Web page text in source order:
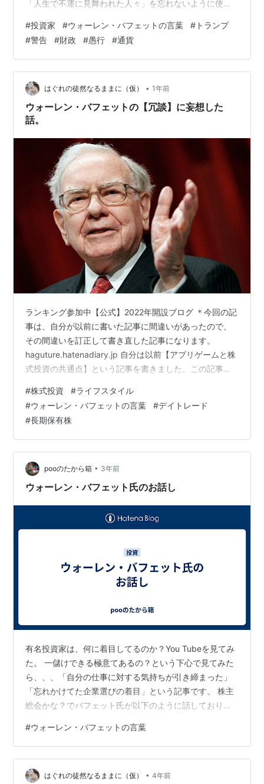
「人生で不運に見舞われた人々」を忘れないように使っ
イは、昨年約4兆円の税金を支払っています 「アメリカ
政府よ、賢くお金を使ってください。賢く使ってくださ
い。自分のせいではないのに人生で不利な立場に置かれ
ている多くの人々の面倒を見てください。彼らにはもっ
と良い待遇を受ける資格があります。私たちはあなた方
による通貨の安定維持を必要と…
#投資家 #ウォーレン・バフェットの言葉 # トランプ
#警告 #財政 #愚行 #通貨
はぐれの徒然なるままに（仮） • 1年前
ウォーレン・バフェットの【冗談】に妄想した
話。
ランキング参加中【公式】2022年開設ブログ ＊今回の記
事は、自分が以前に書いた記事に間違いがあったので、
その間違いを訂正して書き直した記事になります。
haguture.hatenadiary.jp 自分は以前【アプリゲームと株
式投資の共通点】という記事を書きました。この記事は
た、『大学に【デイトレーダー】養成講座をつくって、
そこにどんどん寄付しようじゃないか！』という発言を
自分なりに解釈して書いた記事になります。補足：「デ
イトレード」とは、その日の内に株の売買を確定して利
益（もしくは損失）を出す方法の事です。 さて、まずは
投資家ウォーレン・…
#株式投資 #ライフスタイル
#ウォーレン・バフェットの言葉 #デイトレード
#長期保有株
pooのたから箱 • 3年前
ウォーレン・バフェット氏のお話し
有名投資家は、何に着目してるのか？You Tubeを見てみ
た。 一儲けできる極意てあるの？という下心で見てみた
ら、、、「自分の仕事に対する気持ちが引き締まった」
「忘れかけてた企業選びの着目」という記事です。 株主
総会かな？でバフェット氏が以下のように話しておりま
客に対して喜ばせたいという気持ちが重要だと話してい
ました。 そして、自身の付けているネクタイを例えに話
しが進みます。 このネクタイは、いくらで買ったかを覚
えていません。覚えているのは、どのように接客された
#ウォーレン・バフェットの言葉
はぐれの徒然なるままに（仮） • 4年前